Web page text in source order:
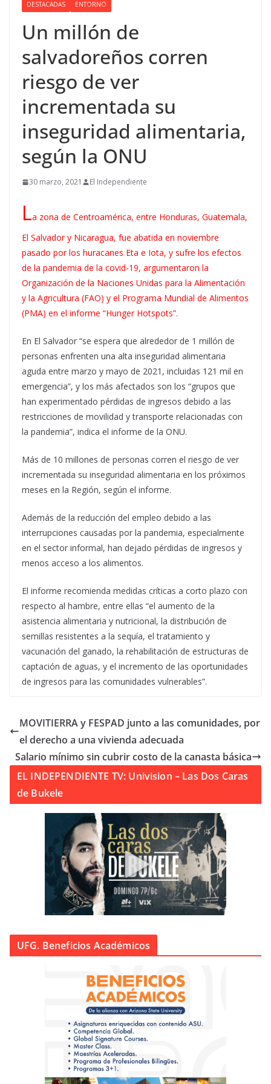
DESTACADAS ENTORNO
Un millón de
salvadoreños corren
riesgo de ver
incrementada su
inseguridad alimentaria,
según la ONU
30 marzo, 2021 El Independiente
La zona de Centroamérica, entre Honduras, Guatemala,
El Salvador y Nicaragua, fue abatida en noviembre
pasado por los huracanes Eta e Iota, y sufre los efectos
de la pandemia de la covid-19, argumentaron la
Organización de la Naciones Unidas para la Alimentación
y la Agricultura (FAO) y el Programa Mundial de Alimentos
(PMA) en el informe “Hunger Hotspots”.
En El Salvador “se espera que alrededor de 1 millón de
personas enfrenten una alta inseguridad alimentaria
aguda entre marzo y mayo de 2021, incluidas 121 mil en
emergencia”, y los más afectados son los “grupos que
han experimentado pérdidas de ingresos debido a las
restricciones de movilidad y transporte relacionadas con
la pandemia”, indica el informe de la ONU.
Más de 10 millones de personas corren el riesgo de ver
incrementada su inseguridad alimentaria en los próximos
meses en la Región, según el informe.
Además de la reducción del empleo debido a las
interrupciones causadas por la pandemia, especialmente
en el sector informal, han dejado pérdidas de ingresos y
menos acceso a los alimentos.
El informe recomienda medidas críticas a corto plazo con
respecto al hambre, entre ellas “el aumento de la
asistencia alimentaria y nutricional, la distribución de
semillas resistentes a la sequía, el tratamiento y
vacunación del ganado, la rehabilitación de estructuras de
captación de aguas, y el incremento de las oportunidades
de ingresos para las comunidades vulnerables”.
MOVITIERRA y FESPAD junto a las comunidades, por
el derecho a una vivienda adecuada
Salario mínimo sin cubrir costo de la canasta básica
EL INDEPENDIENTE TV: Univision – Las Dos Caras
de Bukele
UFG. Beneficios Académicos